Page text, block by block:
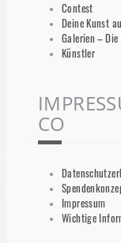
Contest
Deine Kunst
Galerien –
Künstler
CO
Impressum
Wichtige